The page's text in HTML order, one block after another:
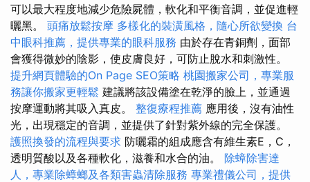
可以最大程度地減少危險屍體，軟化和平衡音調，並促進輕
曬黑。 頭痛放鬆按摩 多樣化的裝潢風格，隨心所欲變換 台
中眼科推薦，提供專業的眼科服務 由於存在青銅劑，面部
會獲得微妙的陰影，使皮膚良好，可防止脫水和刺激性。
提升網頁體驗的On Page SEO策略 桃園搬家公司，專業服
務讓你搬家更輕鬆 建議將該設備塗在乾淨的臉上，並通過
按摩運動將其吸入真皮。 整復療程推薦 應用後，沒有油性
光，出現穩定的音調，並提供了針對紫外線的完全保護。
護照換發的流程與要求 防曬霜的組成應含有維生素E，C，
透明質酸以及各種軟化，滋養和水合的油。 除蟑除害達
人，專業除蟑螂及各類害蟲清除服務 專業禮儀公司，提供